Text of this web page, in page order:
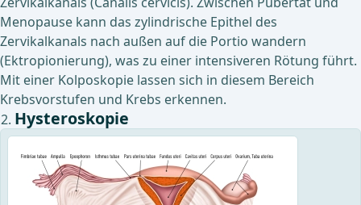
Menopause kann das zylindrische Epithel des
Zervikalkanals nach außen auf die Portio wandern
(Ektropionierung), was zu einer intensiveren Rötung führt.
Mit einer Kolposkopie lassen sich in diesem Bereich
Krebsvorstufen und Krebs erkennen.
Hysteroskopie